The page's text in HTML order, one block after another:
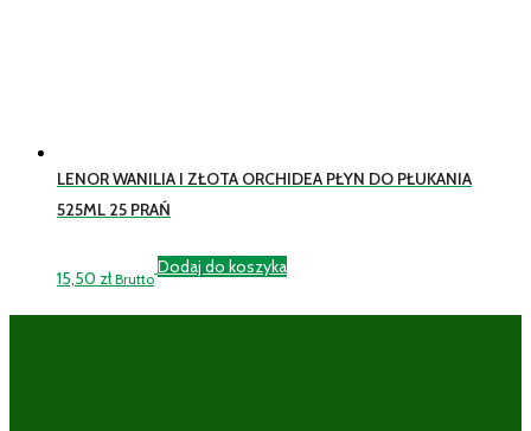
LENOR WANILIA I ZŁOTA ORCHIDEA PŁYN DO PŁUKANIA
525ML 25 PRAŃ
15,50 zł Brutto
Dodaj do koszyka